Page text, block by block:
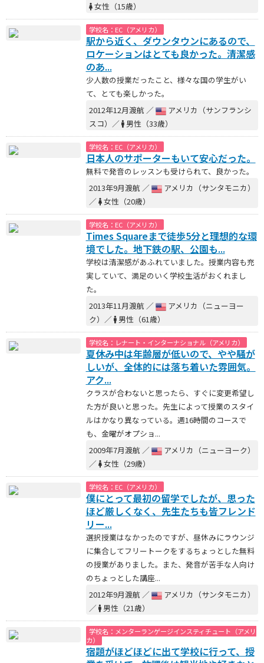
女性（15歳）
学校名：EC（アメリカ）
駅から近く、ダウンタウンにあるので、
ロケーションはとても良かった。清潔感
のあ...
少人数の授業だったこと、様々な国の学生がい
て、とても楽しかった。
2012年12月渡航 ／
アメリカ（サンフランシ
スコ）／ 男性（33歳）
学校名：EC（アメリカ）
日本人のサポーターもいて安心だった。
無料で発音のレッスンも受けられて、良かった。
2013年9月渡航 ／
アメリカ（サンタモニカ）
／ 女性（20歳）
学校名：EC（アメリカ）
Times Squareまで徒歩5分と理想的な環
境でした。地下鉄の駅、公園も...
学校は清潔感があふれていました。授業内容も充
実していて、満足のいく学校生活がおくれまし
た。
2013年11月渡航 ／
アメリカ（ニューヨー
ク）／ 男性（61歳）
学校名：レナート・インターナショナル（アメリカ）
夏休み中は年齢層が低いので、やや騒が
しいが、全体的には落ち着いた雰囲気。
アク...
クラスが合わないと思ったら、すぐに変更希望し
た方が良いと思った。先生によって授業のスタイ
ルはかなり異なっている。週16時間のコースで
も、金曜がオプショ...
2009年7月渡航 ／
アメリカ（ニューヨーク）
／ 女性（29歳）
学校名：EC（アメリカ）
僕にとって最初の留学でしたが、思った
ほど厳しくなく、先生たちも皆フレンド
リー...
選択授業はなかったのですが、昼休みにラウンジ
に集合してフリートークをするちょっとした無料
の授業がありました。また、発音が苦手な人向け
のちょっとした講座...
2012年9月渡航 ／
アメリカ（サンタモニカ）
／ 男性（21歳）
学校名：メンターランゲージインスティチュート（アメリ
カ）
宿題がほどほどに出て学校に行って、授